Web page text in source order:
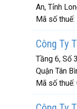
An, Tỉnh
Mã số thuế:
Công Ty
Tầng 6, Số
Quận Tân
Mã số thuế: